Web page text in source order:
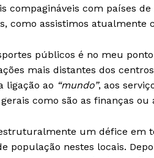
compagináveis com países
como assistimos atualmente
públicos é no meu
mais distantes dos
ligação ao “mundo”, aos
como são as finanças ou
um défice em
população nestes locais.